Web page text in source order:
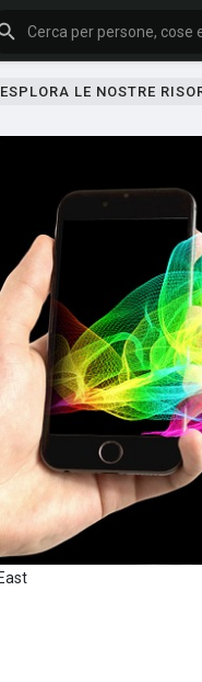
Esplorare
Giochi
ESPLORA LE NOSTRE